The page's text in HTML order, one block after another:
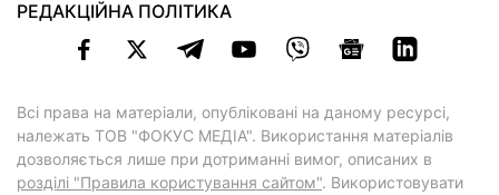
РЕДАКЦІЙНА ПОЛІТИКА
Всі права на матеріали, опубліковані на даному ресурсі,
належать ТОВ "ФОКУС МЕДІА". Використання матеріалів
дозволяється лише при дотриманні вимог, описаних в
розділі "Правила користування сайтом". Використовувати